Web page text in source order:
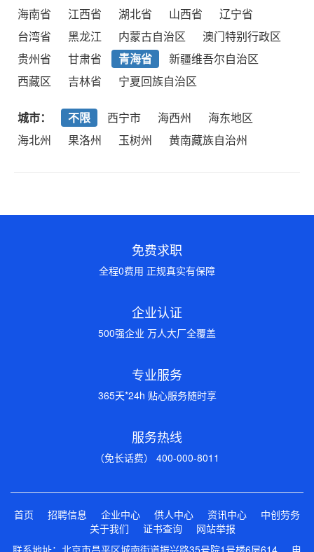
海南省
江西省 湖北省 山西省
辽宁省
台湾省
黑龙江 内蒙古自治区
澳门特别行政区
贵州省
甘肃省 青海省
新疆维吾尔自治区
西藏区
吉林省 宁夏回族自治区
城市： 不限 西宁市 海西州
海东地区
海北州
果洛州 玉树州 黄南藏族自治州
免费求职
全程0费用 正规真实有保障
企业认证
500强企业 万人大厂全覆盖
专业服务
365天*24h 贴心服务随时享
服务热线
（免长话费） 400-000-8011
首页 招聘信息 企业中心 供人中心 资讯中心
中创劳务
关于我们
证书查询
网站举报
联系地址：北京市昌平区城南街道振兴路35号院1号楼6层614 电